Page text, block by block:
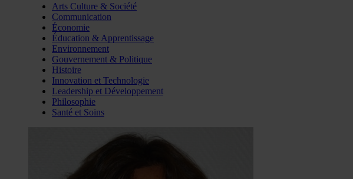
Arts Culture & Société
Communication
Économie
Éducation & Apprentissage
Environnement
Gouvernement & Politique
Histoire
Innovation et Technologie
Leadership et Développement
Philosophie
Santé et Soins